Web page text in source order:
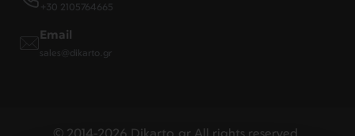
+30 2105764665
Email
sales@dikarto.gr